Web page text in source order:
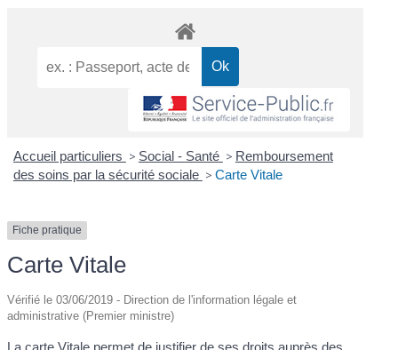
Accueil particuliers > Social - Santé > Remboursement
des soins par la sécurité sociale > Carte Vitale
Fiche pratique
Carte Vitale
Vérifié le 03/06/2019 - Direction de l'information légale et
administrative (Premier ministre)
La carte Vitale permet de justifier de ses droits auprès des